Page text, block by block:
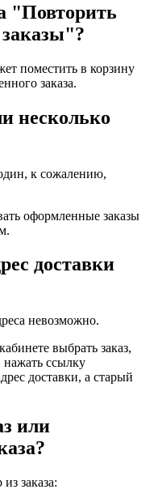
"Повторить
поместить в корзину
заказа.
несколько
к сожалению,
оформленные заказы
доставки
невозможно.
выбрать заказ,
нажать ссылку
доставки, а старый
или
заказа: